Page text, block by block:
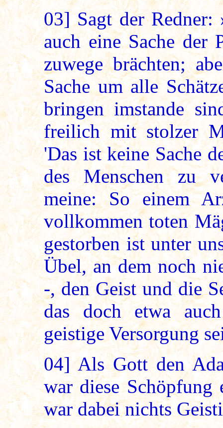
03] Sagt der Redner:
auch eine Sache der
zuwege brächten;
Sache um alle
bringen imstande
freilich mit stolzer
'Das ist keine Sache
des Menschen zu
meine: So einem
vollkommen toten
gestorben ist unter
Übel, an dem noch
-, den Geist und die
das doch etwa
geistige Versorgung
04] Als Gott den
war diese Schöpfung
war dabei nichts